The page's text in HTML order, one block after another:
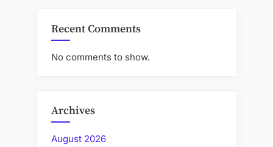
Recent Comments
No comments to show.
Archives
August 2026